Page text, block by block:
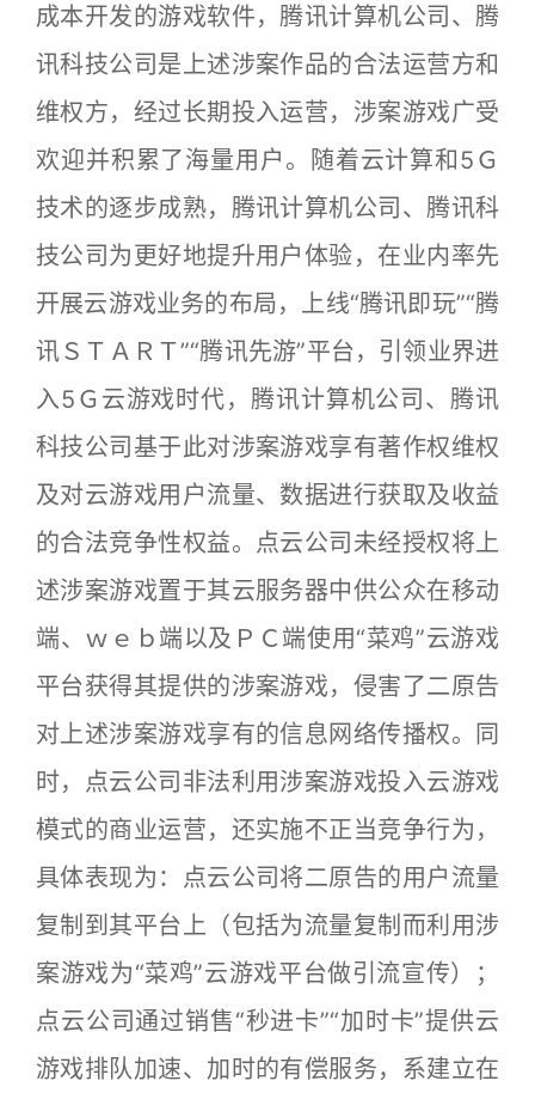
成本开发的游戏软件，腾讯计算机公司、腾
讯科技公司是上述涉案作品的合法运营方和
维权方，经过长期投入运营，涉案游戏广受
欢迎并积累了海量用户。随着云计算和5Ｇ
技术的逐步成熟，腾讯计算机公司、腾讯科
技公司为更好地提升用户体验，在业内率先
开展云游戏业务的布局，上线“腾讯即玩”“腾
讯ＳＴＡＲＴ”“腾讯先游”平台，引领业界进
入5Ｇ云游戏时代，腾讯计算机公司、腾讯
科技公司基于此对涉案游戏享有著作权维权
及对云游戏用户流量、数据进行获取及收益
的合法竞争性权益。点云公司未经授权将上
述涉案游戏置于其云服务器中供公众在移动
端、ｗｅｂ端以及ＰＣ端使用“菜鸡”云游戏
平台获得其提供的涉案游戏，侵害了二原告
对上述涉案游戏享有的信息网络传播权。同
时，点云公司非法利用涉案游戏投入云游戏
模式的商业运营，还实施不正当竞争行为，
具体表现为：点云公司将二原告的用户流量
复制到其平台上（包括为流量复制而利用涉
案游戏为“菜鸡”云游戏平台做引流宣传）；
点云公司通过销售“秒进卡”“加时卡”提供云
游戏排队加速、加时的有偿服务，系建立在